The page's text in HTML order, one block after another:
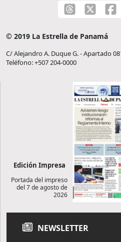
© 2019 La Estrella de Panamá
C/ Alejandro A. Duque G. - Apartado
Teléfono: +507 204-0000
Edición Impresa
Portada del impreso
del 7 de agosto de
2026
NEWSLETTER